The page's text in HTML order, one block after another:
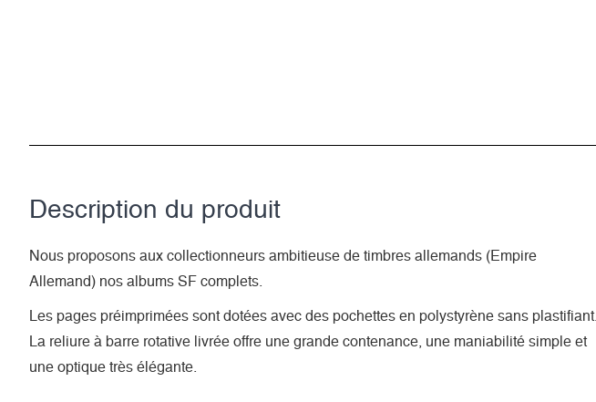
Description du­ produit
Nous proposons aux collectionneurs ambitieuse de timbres allemands (Empire
Allemand) nos albums SF complets.
Les pages préimprimées sont dotées avec des pochettes en polystyrène sans plastifiant.
La reliure à barre rotative livrée offre une grande contenance, une maniabilité simple et
une optique très élégante.